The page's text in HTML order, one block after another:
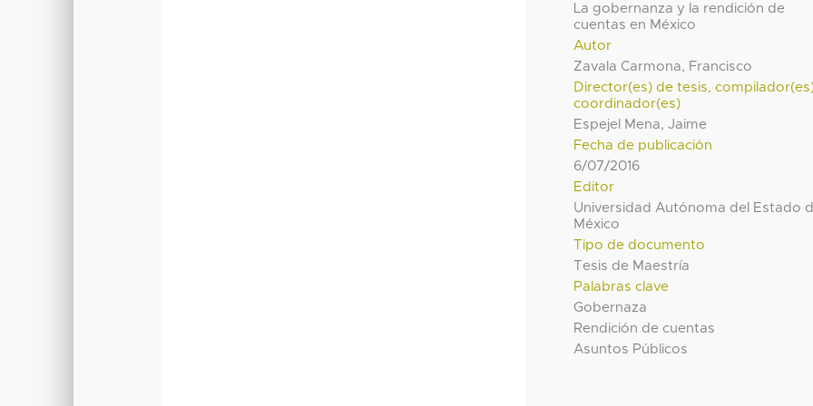
La gobernanza y la rendición de
cuentas en México
Autor
Zavala Carmona, Francisco
Director(es) de tesis,
coordinador(es)
Espejel Mena, Jaime
Fecha de publicación
6/07/2016
Editor
Universidad Autónoma del Estado
México
Tipo de documento
Tesis de Maestría
Palabras clave
Gobernaza
Rendición de cuentas
Asuntos Públicos